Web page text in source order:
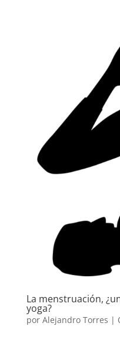
La menstruación,
yoga?
por Alejandro Torres |